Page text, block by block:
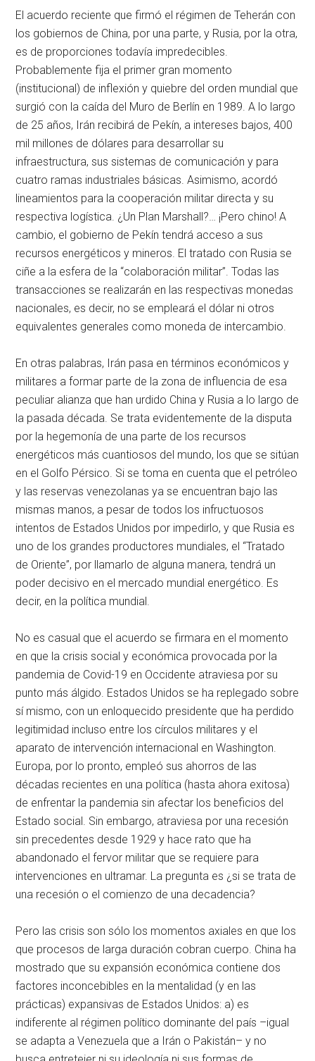
El acuerdo reciente que firmó el régimen de Teherán con
los gobiernos de China, por una parte, y Rusia, por la otra,
es de proporciones todavía impredecibles.
Probablemente fija el primer gran momento
(institucional) de inflexión y quiebre del orden mundial que
surgió con la caída del Muro de Berlín en 1989. A lo largo
de 25 años, Irán recibirá de Pekín, a intereses bajos, 400
mil millones de dólares para desarrollar su
infraestructura, sus sistemas de comunicación y para
cuatro ramas industriales básicas. Asimismo, acordó
lineamientos para la cooperación militar directa y su
respectiva logística. ¿Un Plan Marshall?… ¡Pero chino! A
cambio, el gobierno de Pekín tendrá acceso a sus
recursos energéticos y mineros. El tratado con Rusia se
ciñe a la esfera de la colaboración militar
. Todas las
transacciones se realizarán en las respectivas monedas
nacionales, es decir, no se empleará el dólar ni otros
equivalentes generales como moneda de intercambio.
En otras palabras, Irán pasa en términos económicos y
militares a formar parte de la zona de influencia de esa
peculiar alianza que han urdido China y Rusia a lo largo de
la pasada década. Se trata evidentemente de la disputa
por la hegemonía de una parte de los recursos
energéticos más cuantiosos del mundo, los que se sitúan
en el Golfo Pérsico. Si se toma en cuenta que el petróleo
y las reservas venezolanas ya se encuentran bajo las
mismas manos, a pesar de todos los infructuosos
intentos de Estados Unidos por impedirlo, y que Rusia es
uno de los grandes productores mundiales, el Tratado
de Oriente , por llamarlo de alguna manera, tendrá un
poder decisivo en el mercado mundial energético. Es
decir, en la política mundial.
No es casual que el acuerdo se firmara en el momento
en que la crisis social y económica provocada por la
pandemia de Covid-19 en Occidente atraviesa por su
punto más álgido. Estados Unidos se ha replegado sobre
sí mismo, con un enloquecido presidente que ha perdido
legitimidad incluso entre los círculos militares y el
aparato de intervención internacional en Washington.
Europa, por lo pronto, empleó sus ahorros de las
décadas recientes en una política (hasta ahora exitosa)
de enfrentar la pandemia sin afectar los beneficios del
Estado social. Sin embargo, atraviesa por una recesión
sin precedentes desde 1929 y hace rato que ha
abandonado el fervor militar que se requiere para
intervenciones en ultramar. La pregunta es ¿si se trata de
una recesión o el comienzo de una decadencia?
Pero las crisis son sólo los momentos axiales en que los
que procesos de larga duración cobran cuerpo. China ha
mostrado que su expansión económica contiene dos
factores inconcebibles en la mentalidad (y en las
prácticas) expansivas de Estados Unidos: a) es
indiferente al régimen político dominante del país –igual
se adapta a Venezuela que a Irán o Pakistán– y no